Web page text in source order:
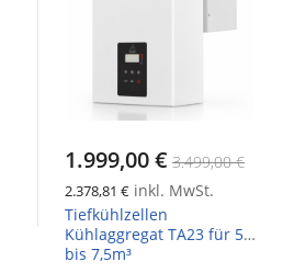
1.999,00 € 3.499,00 €
2.378,81 € inkl. MwSt.
Tiefkühlzellen
Kühlaggregat TA23 für 5,1
bis 7,5m³